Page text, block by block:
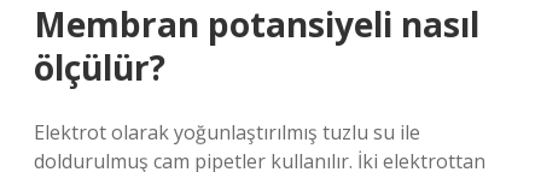
Membran potansiyeli nasıl
ölçülür?
Elektrot olarak yoğunlaştırılmış tuzlu su ile
doldurulmuş cam pipetler kullanılır. İki elektrottan